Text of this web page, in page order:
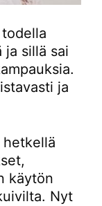
ja sillä sai
ja
hetkellä
käytön
Nyt